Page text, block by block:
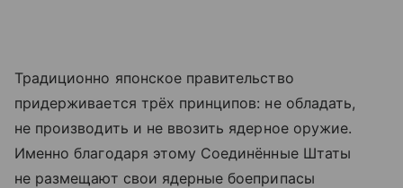
Традиционно японское правительство
придерживается трёх принципов: не обладать,
не производить и не ввозить ядерное оружие.
Именно благодаря этому Соединённые Штаты
не размещают свои ядерные боеприпасы